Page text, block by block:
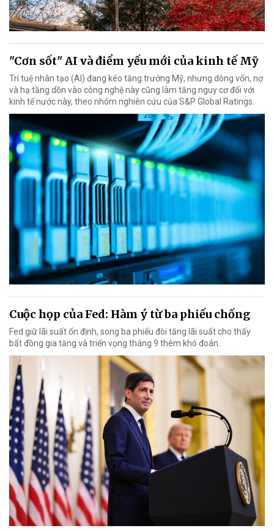
"Cơn sốt" AI và điểm yếu mới của kinh tế Mỹ
Trí tuệ nhân tạo (AI) đang kéo tăng trưởng Mỹ, nhưng dòng vốn, nợ
và hạ tầng dồn vào công nghệ này cũng làm tăng nguy cơ đối với
kinh tế nước này, theo nhóm nghiên cứu của S&P Global Ratings.
Cuộc họp của Fed: Hàm ý từ ba phiếu chống
Fed giữ lãi suất ổn định, song ba phiếu đòi tăng lãi suất cho thấy
bất đồng gia tăng và triển vọng tháng 9 thêm khó đoán.